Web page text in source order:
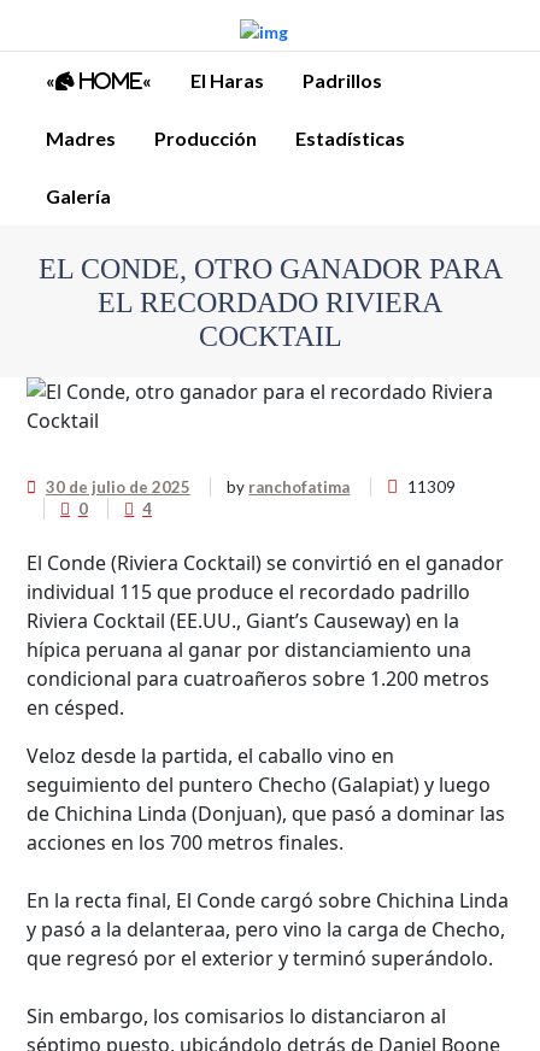
« Home« El Haras Padrillos
Madres Producción Estadísticas
Galería
EL CONDE, OTRO GANADOR PARA
EL RECORDADO RIVIERA
COCKTAIL
30 de julio de 2025 by ranchofatima
11309
0
4
El Conde (Riviera Cocktail) se convirtió en el ganador
individual 115 que produce el recordado padrillo
Riviera Cocktail (EE.UU., Giant’s Causeway) en la
hípica peruana al ganar por distanciamiento una
condicional para cuatroañeros sobre 1.200 metros
en césped.
Veloz desde la partida, el caballo vino en
seguimiento del puntero Checho (Galapiat) y luego
de Chichina Linda (Donjuan), que pasó a dominar las
acciones en los 700 metros finales.
En la recta final, El Conde cargó sobre Chichina Linda
y pasó a la delanteraa, pero vino la carga de Checho,
que regresó por el exterior y terminó superándolo.
Sin embargo, los comisarios lo distanciaron al
séptimo puesto, ubicándolo detrás de Daniel Boone